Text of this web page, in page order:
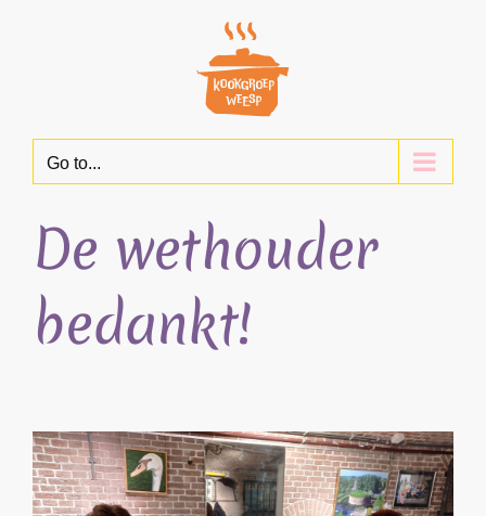
Go to...
De wethouder
bedankt!